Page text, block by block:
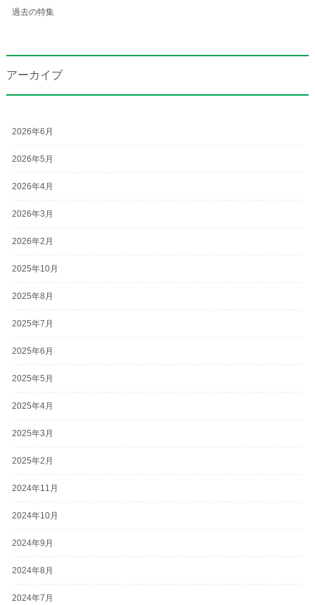
過去の特集
アーカイブ
2026年6月
2026年5月
2026年4月
2026年3月
2026年2月
2025年10月
2025年8月
2025年7月
2025年6月
2025年5月
2025年4月
2025年3月
2025年2月
2024年11月
2024年10月
2024年9月
2024年8月
2024年7月